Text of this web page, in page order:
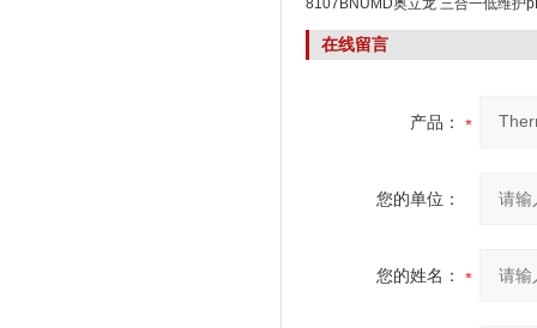
8107BNUMD奥立龙 三合一低维护
在线留言
产品：
您的单位：
您的姓名：